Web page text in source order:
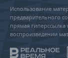
Использование
предварительного
прямая
воспроизведении